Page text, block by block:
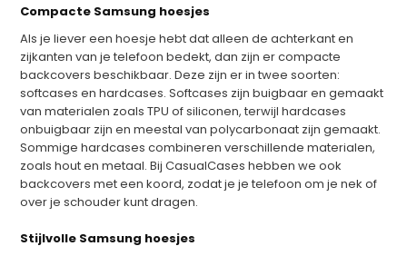
Compacte Samsung hoesjes
Als je liever een hoesje hebt dat alleen de achterkant en
zijkanten van je telefoon bedekt, dan zijn er compacte
backcovers beschikbaar. Deze zijn er in twee soorten:
softcases en hardcases. Softcases zijn buigbaar en gemaakt
van materialen zoals TPU of siliconen, terwijl hardcases
onbuigbaar zijn en meestal van polycarbonaat zijn gemaakt.
Sommige hardcases combineren verschillende materialen,
zoals hout en metaal. Bij CasualCases hebben we ook
backcovers met een koord, zodat je je telefoon om je nek of
over je schouder kunt dragen.
Stijlvolle Samsung hoesjes